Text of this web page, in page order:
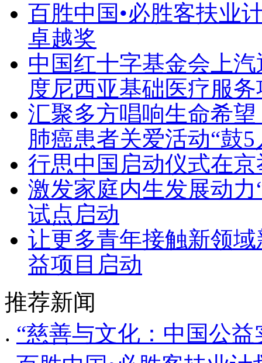
百胜中国•必胜客扶业
卓越奖
中国红十字基金会上
度尼西亚基础医疗服
汇聚多方唱响生命希
肺癌患者关爱活动“鼓
行思中国启动仪式在京
激发家庭内生发展动
试点启动
让更多青年接触新领
益项目启动
推荐新闻
. “慈善与文化：中国公